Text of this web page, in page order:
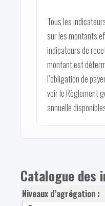
Tous les
sur les montants
indicateurs de
montant est
l’obligation de
voir le Règlement
annuelle
Catalogue des
Niveaux d’agrégation :